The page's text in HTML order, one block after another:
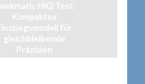
HK2 Test:
Kompaktes
für
gleichbleibende
Präzision